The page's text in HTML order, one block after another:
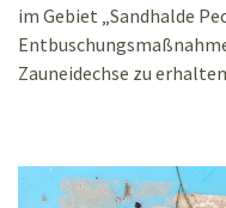
im Gebiet „Sandhalde
Zauneidechse zu erhalten